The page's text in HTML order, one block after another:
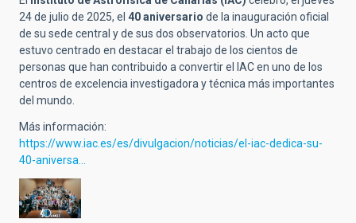
24 de julio de 2025, el 40 aniversario de la inauguración oficial
de su sede central y de sus dos observatorios. Un acto que
estuvo centrado en destacar el trabajo de los cientos de
personas que han contribuido a convertir el IAC en uno de los
centros de excelencia investigadora y técnica más importantes
del mundo.
Más información:
https://www.iac.es/es/divulgacion/noticias/el-iac-dedica-su-
40-aniversa…